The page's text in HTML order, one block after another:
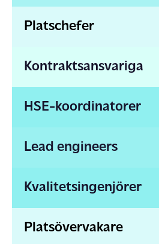
Platschefer
Kontraktsansvariga
HSE-koordinatorer
Lead engineers
Kvalitetsingenjörer
Platsövervakare